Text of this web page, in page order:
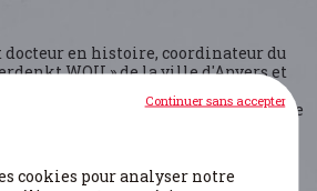
en histoire, coordinateur du
WOII » de la ville d'Anvers et
d'études juives (Université
portent sur la vie juive en Belgique
pendant la première moitié du
cookies pour analyser notre
Continuer sans accepter